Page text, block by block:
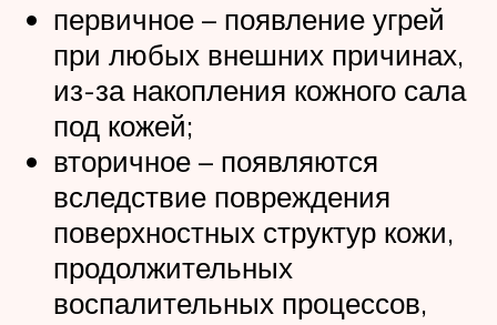
первичное – появление угрей
при любых внешних причинах,
из-за накопления кожного сала
под кожей;
вторичное – появляются
вследствие повреждения
поверхностных структур кожи,
продолжительных
воспалительных процессов,